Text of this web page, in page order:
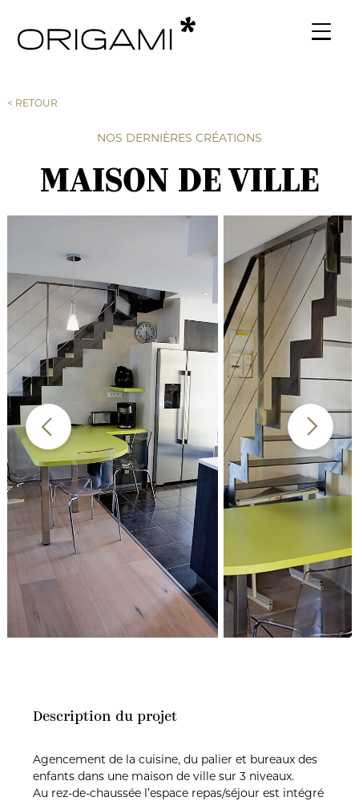
NOS DERNIÈRES CRÉATIONS
MAISON DE VILLE
< RETOUR
Description du projet
Agencement de la cuisine, du palier et bureaux des
enfants dans une maison de ville sur 3 niveaux.
Au rez-de-chaussée l’espace repas/séjour est intégré